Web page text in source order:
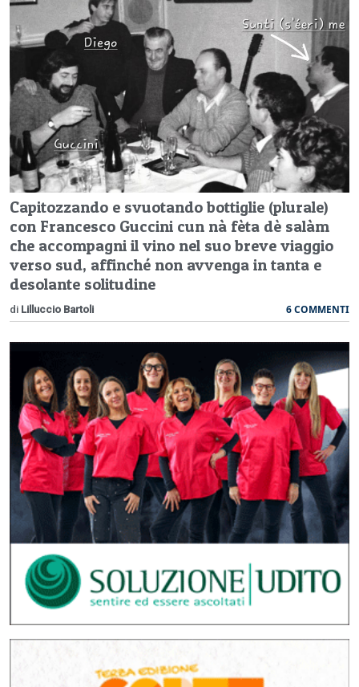
Capitozzando e svuotando bottiglie (plurale)
con Francesco Guccini cun nà fèta dè salàm
che accompagni il vino nel suo breve viaggio
verso sud, affinché non avvenga in tanta e
desolante solitudine
di Lilluccio Bartoli 6 COMMENTI